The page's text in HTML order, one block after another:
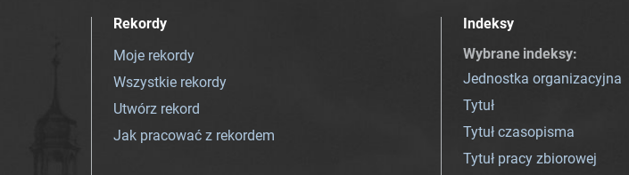
Rekordy
Moje rekordy
Wszystkie rekordy
Utwórz rekord
Jak pracować z rekordem
Indeksy
Wybrane indeksy:
Jednostka organizacyjna
Tytuł
Tytuł czasopisma
Tytuł pracy zbiorowej